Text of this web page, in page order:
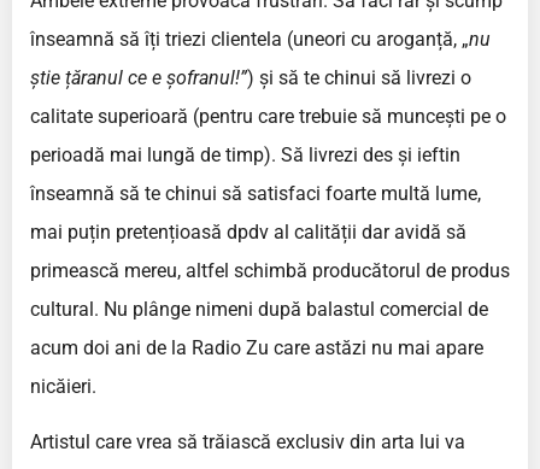
înseamnă să îți triezi clientela (uneori cu aroganță, „nu
știe țăranul ce e șofranul!”) și să te chinui să livrezi o
calitate superioară (pentru care trebuie să muncești pe o
perioadă mai lungă de timp). Să livrezi des și ieftin
înseamnă să te chinui să satisfaci foarte multă lume,
mai puțin pretențioasă dpdv al calității dar avidă să
primească mereu, altfel schimbă producătorul de produs
cultural. Nu plânge nimeni după balastul comercial de
acum doi ani de la Radio Zu care astăzi nu mai apare
nicăieri.
Artistul care vrea să trăiască exclusiv din arta lui va